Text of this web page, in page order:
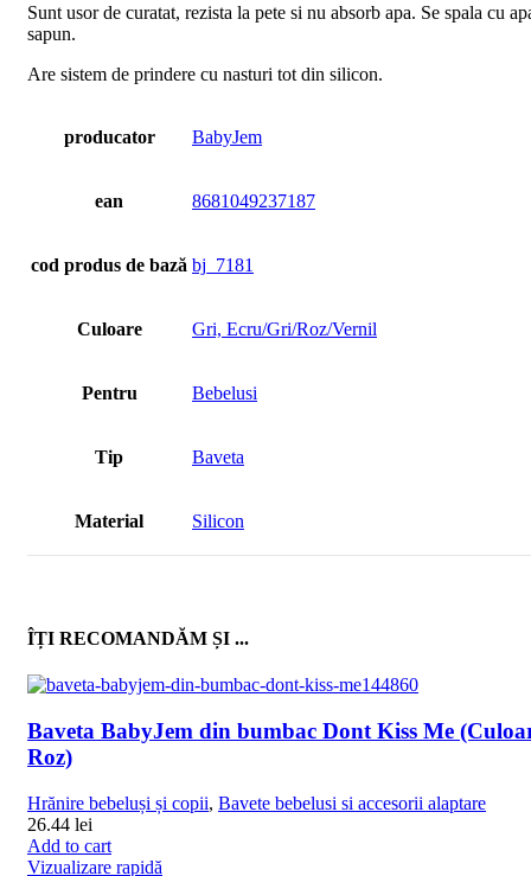
Sunt usor de curatat, rezista la pete si nu absorb apa. Se spala cu
sapun.
Are sistem de prindere cu nasturi tot din silicon.
producator BabyJem
ean 8681049237187
cod produs de bază bj_7181
Culoare Gri, Ecru/Gri/Roz/Vernil
Pentru Bebelusi
Tip Baveta
Material Silicon
ÎȚI RECOMANDĂM ȘI ...
Baveta BabyJem din bumbac Dont Kiss Me
Roz)
Hrănire bebeluși și copii, Bavete bebelusi si accesorii alaptare
26.44 lei
Add to cart
Vizualizare rapidă